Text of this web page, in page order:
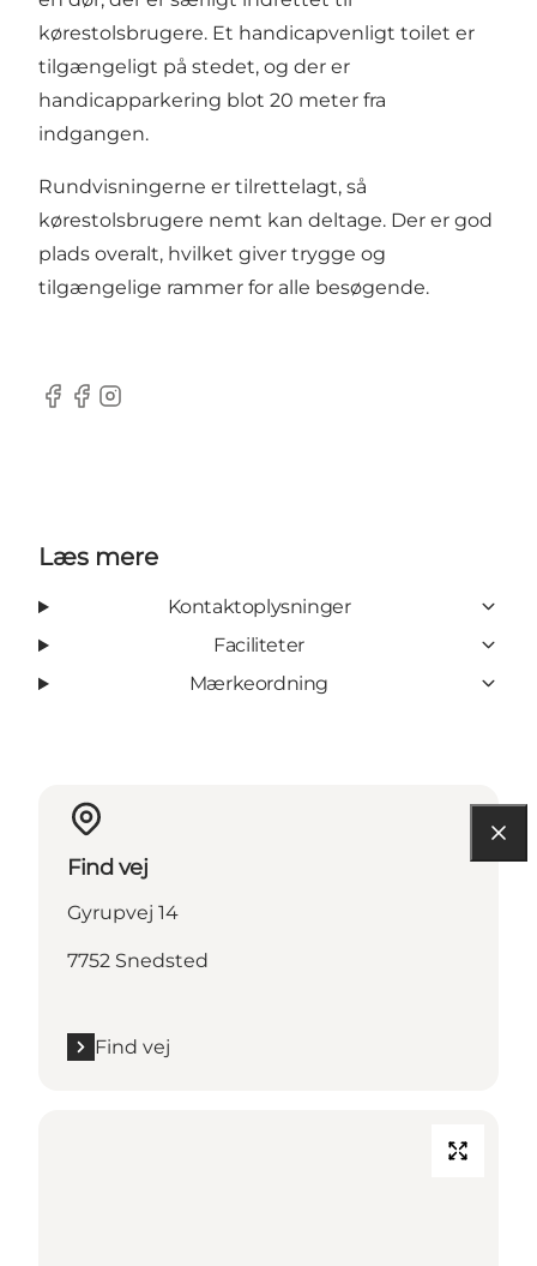
kørestolsbrugere. Et handicapvenligt toilet er
tilgængeligt på stedet, og der er
handicapparkering blot 20 meter fra
indgangen.
Rundvisningerne er tilrettelagt, så
kørestolsbrugere nemt kan deltage. Der er god
plads overalt, hvilket giver trygge og
tilgængelige rammer for alle besøgende.
Facebook
Facebook
Instagram
Læs mere
Kontaktoplysninger
Faciliteter
Mærkeordning
Find vej
Gyrupvej 14
7752 Snedsted
Find vej